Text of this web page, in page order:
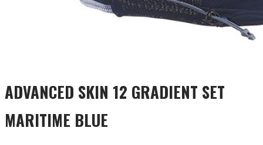
ADVANCED SKIN 12 GRADIENT SET
MARITIME BLUE